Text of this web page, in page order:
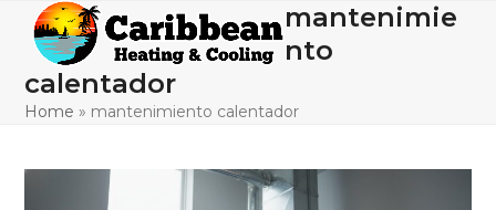
content
Open
mobile
menu
Close
mobile
menu
mantenimie
nto
calentador
Home » mantenimiento calentador